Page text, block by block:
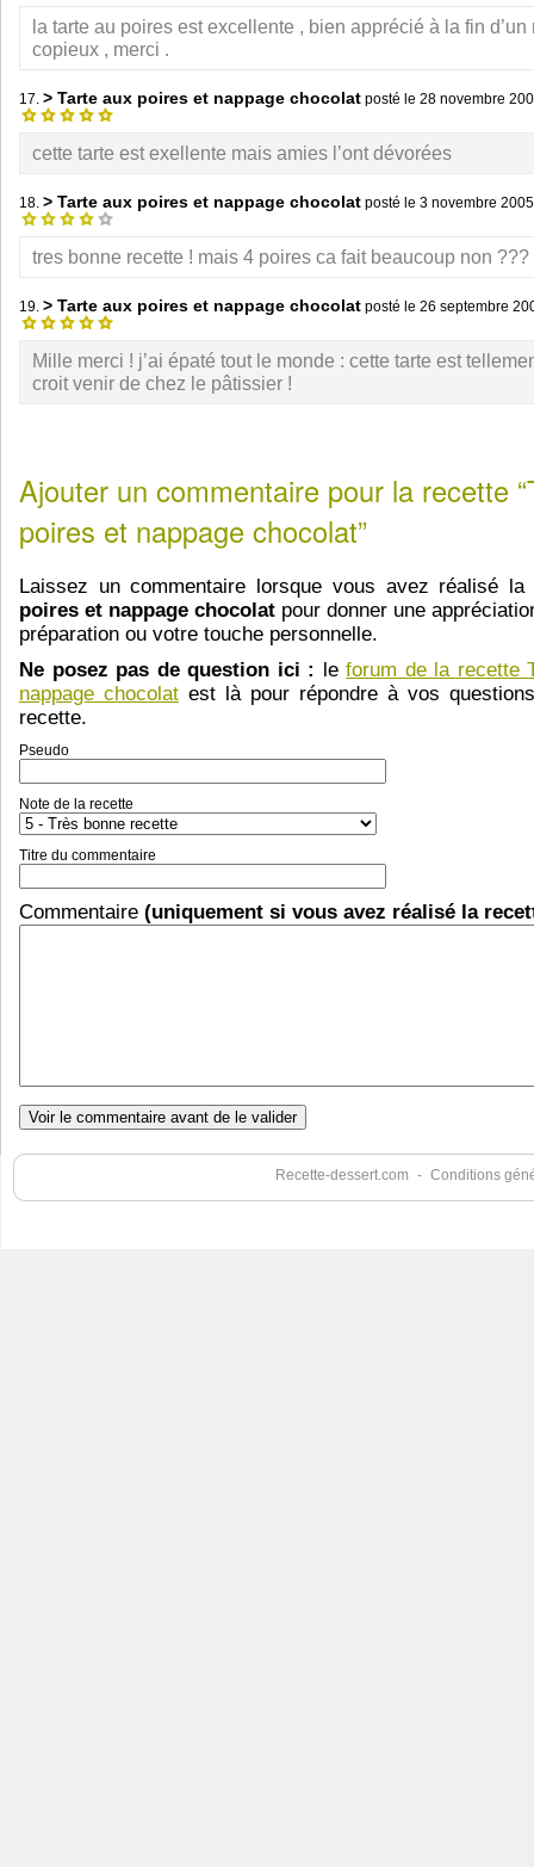
la tarte au poires est excellente , bien apprécié à la fin
copieux , merci .
17. > Tarte aux poires et nappage chocolat posté le 28 novembre
cette tarte est exellente mais amies l’ont dévorées
18. > Tarte aux poires et nappage chocolat posté le 3 novembre 2005
tres bonne recette ! mais 4 poires ca fait beaucoup non ???
19. > Tarte aux poires et nappage chocolat posté le 26 septembre
Mille merci ! j’ai épaté tout le monde : cette tarte est
croit venir de chez le pâtissier !
Ajouter un commentaire pour la recette
poires et nappage chocolat”
Laissez un commentaire lorsque vous avez réalisé
poires et nappage chocolat pour donner une
préparation ou votre touche personnelle.
Ne posez pas de question ici :
leforum de la recette
nappage chocolat est là pour répondre à vos
recette.
Pseudo
Note de la recette
Titre du commentaire
Commentaire (uniquement si vous avez réalisé la
Recette-dessert.com - Conditions